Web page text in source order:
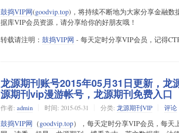
鼓捣VIP网(goodvip.top)，将持续不断地为大家分享金融数
据库VIP会员资源，请分享给你的好朋友哦！
转载请注明： 鼓捣VIP网 - 每天定时分享VIP会员，记得
龙源期刊账号2015年05月31日更新，龙
源期刊vip漫游帐号，龙源期刊免费入口
作者: admin 时间: 2015-05-31 分类: 龙源期刊VIP 评论
鼓捣VIP网 （goodvip.top），每天定时分享VIP会员，每天